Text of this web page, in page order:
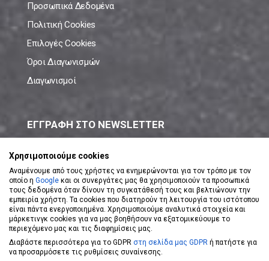
Προσωπικά Δεδομένα
Πολιτική Cookies
Επιλογές Cookies
Όροι Διαγωνισμών
Διαγωνισμοί
ΕΓΓΡΑΦΗ ΣΤΟ NEWSLETTER
ΕΓΓΡΑΦΗ ΣΤΟ NEWSLETTER
Αποδέχομαι τουςΌρους Χρήσης
Χρησιμοποιούμε cookies
Αναμένουμε από τους χρήστες να ενημερώνονται για τον τρόπο με τον
οποίο η Google και οι συνεργάτες μας θα χρησιμοποιούν τα προσωπικά
τους δεδομένα όταν δίνουν τη συγκατάθεσή τους και βελτιώνουν την
εμπειρία χρήστη. Τα cookies που διατηρούν τη λειτουργία του ιστότοπου
είναι πάντα ενεργοποιημένα. Χρησιμοποιούμε αναλυτικά στοιχεία και
μάρκετινγκ cookies για να μας βοηθήσουν να εξατομικεύουμε το
περιεχόμενο μας και τις διαφημίσεις μας.
Διαβάστε περισσότερα για το GDPR στη σελίδα μας GDPR ή πατήστε για
να προσαρμόσετε τις ρυθμίσεις συναίνεσης.